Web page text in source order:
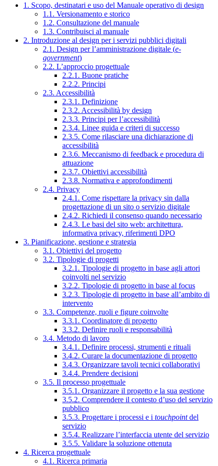
1. Scopo, destinatari e uso del Manuale operativo di design
1.1. Versionamento e storico
1.2. Consultazione del manuale
1.3. Contribuisci al manuale
2. Introduzione al design per i servizi pubblici digitali
2.1. Design per l’amministrazione digitale (e-
government)
2.2. L’approccio progettuale
2.2.1. Buone pratiche
2.2.2. Principi
2.3. Accessibilità
2.3.1. Definizione
2.3.2. Accessibilità by design
2.3.3. Principi per l’accessibilità
2.3.4. Linee guida e criteri di successo
2.3.5. Come rilasciare una dichiarazione di
accessibilità
2.3.6. Meccanismo di feedback e procedura di
attuazione
2.3.7. Obiettivi accessibilità
2.3.8. Normativa e approfondimenti
2.4. Privacy
2.4.1. Come rispettare la privacy sin dalla
progettazione di un sito o servizio digitale
2.4.2. Richiedi il consenso quando necessario
2.4.3. Le basi del sito web: architettura,
informativa privacy, riferimenti DPO
3. Pianificazione, gestione e strategia
3.1. Obiettivi del progetto
3.2. Tipologie di progetti
3.2.1. Tipologie di progetto in base agli attori
coinvolti nel servizio
3.2.2. Tipologie di progetto in base al focus
3.2.3. Tipologie di progetto in base all’ambito di
intervento
3.3. Competenze, ruoli e figure coinvolte
3.3.1. Coordinatore di progetto
3.3.2. Definire ruoli e responsabilità
3.4. Metodo di lavoro
3.4.1. Definire processi, strumenti e rituali
3.4.2. Curare la documentazione di progetto
3.4.3. Organizzare tavoli tecnici collaborativi
3.4.4. Prendere decisioni
3.5. Il processo progettuale
3.5.1. Organizzare il progetto e la sua gestione
3.5.2. Comprendere il contesto d’uso del servizio
pubblico
3.5.3. Progettare i processi e i touchpointdel
servizio
3.5.4. Realizzare l’interfaccia utente del servizio
3.5.5. Validare la soluzione ottenuta
4. Ricerca progettuale
4.1. Ricerca primaria